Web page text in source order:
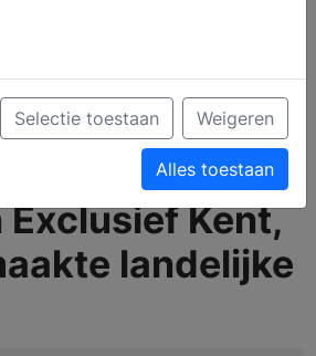
Exclusief Kent,
landelijke
Selectie toestaan Weigeren
Alles toestaan